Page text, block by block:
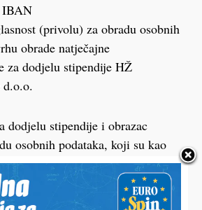
IBAN
(privolu) za obradu osobnih
obrade natječajne
za dodjelu stipendije HŽ
dodjelu stipendije i obrazac
osobnih podataka, koji su kao
natječaja, kandidati mogu
internetskoj stranici HŽ
obrazovnoj ustanovi koja će svoje